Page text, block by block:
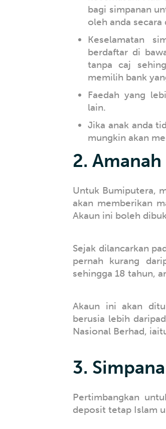
bagi simpanan
oleh anda
Keselamatan
berdaftar di
tanpa caj
memilih bank
Faedah yang
lain.
Jika anak anda
mungkin akan
2.
Untuk Bumiputera,
akan memberikan
Akaun ini boleh
Sejak dilancarkan
pernah kurang
sehingga 18 tahun,
Akaun ini akan
berusia lebih
Nasional Berhad,
3.
Pertimbangkan
deposit tetap Islam